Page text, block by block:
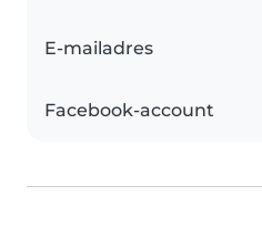
E-mailadres
Facebook-account